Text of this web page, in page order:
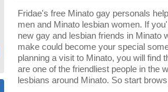
Fridae's free Minato gay personals
men and Minato lesbian women. If
new gay and lesbian friends in Minato
make could become your special
planning a visit to Minato, you will find
are one of the friendliest people in the
lesbians around Minato. So start